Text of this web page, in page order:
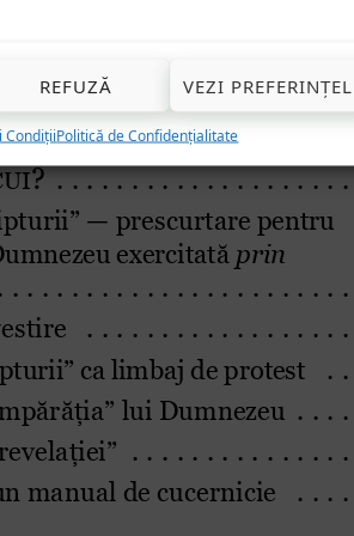
REFUZĂ VEZI
CondițiiPolitică de Confidențialitate